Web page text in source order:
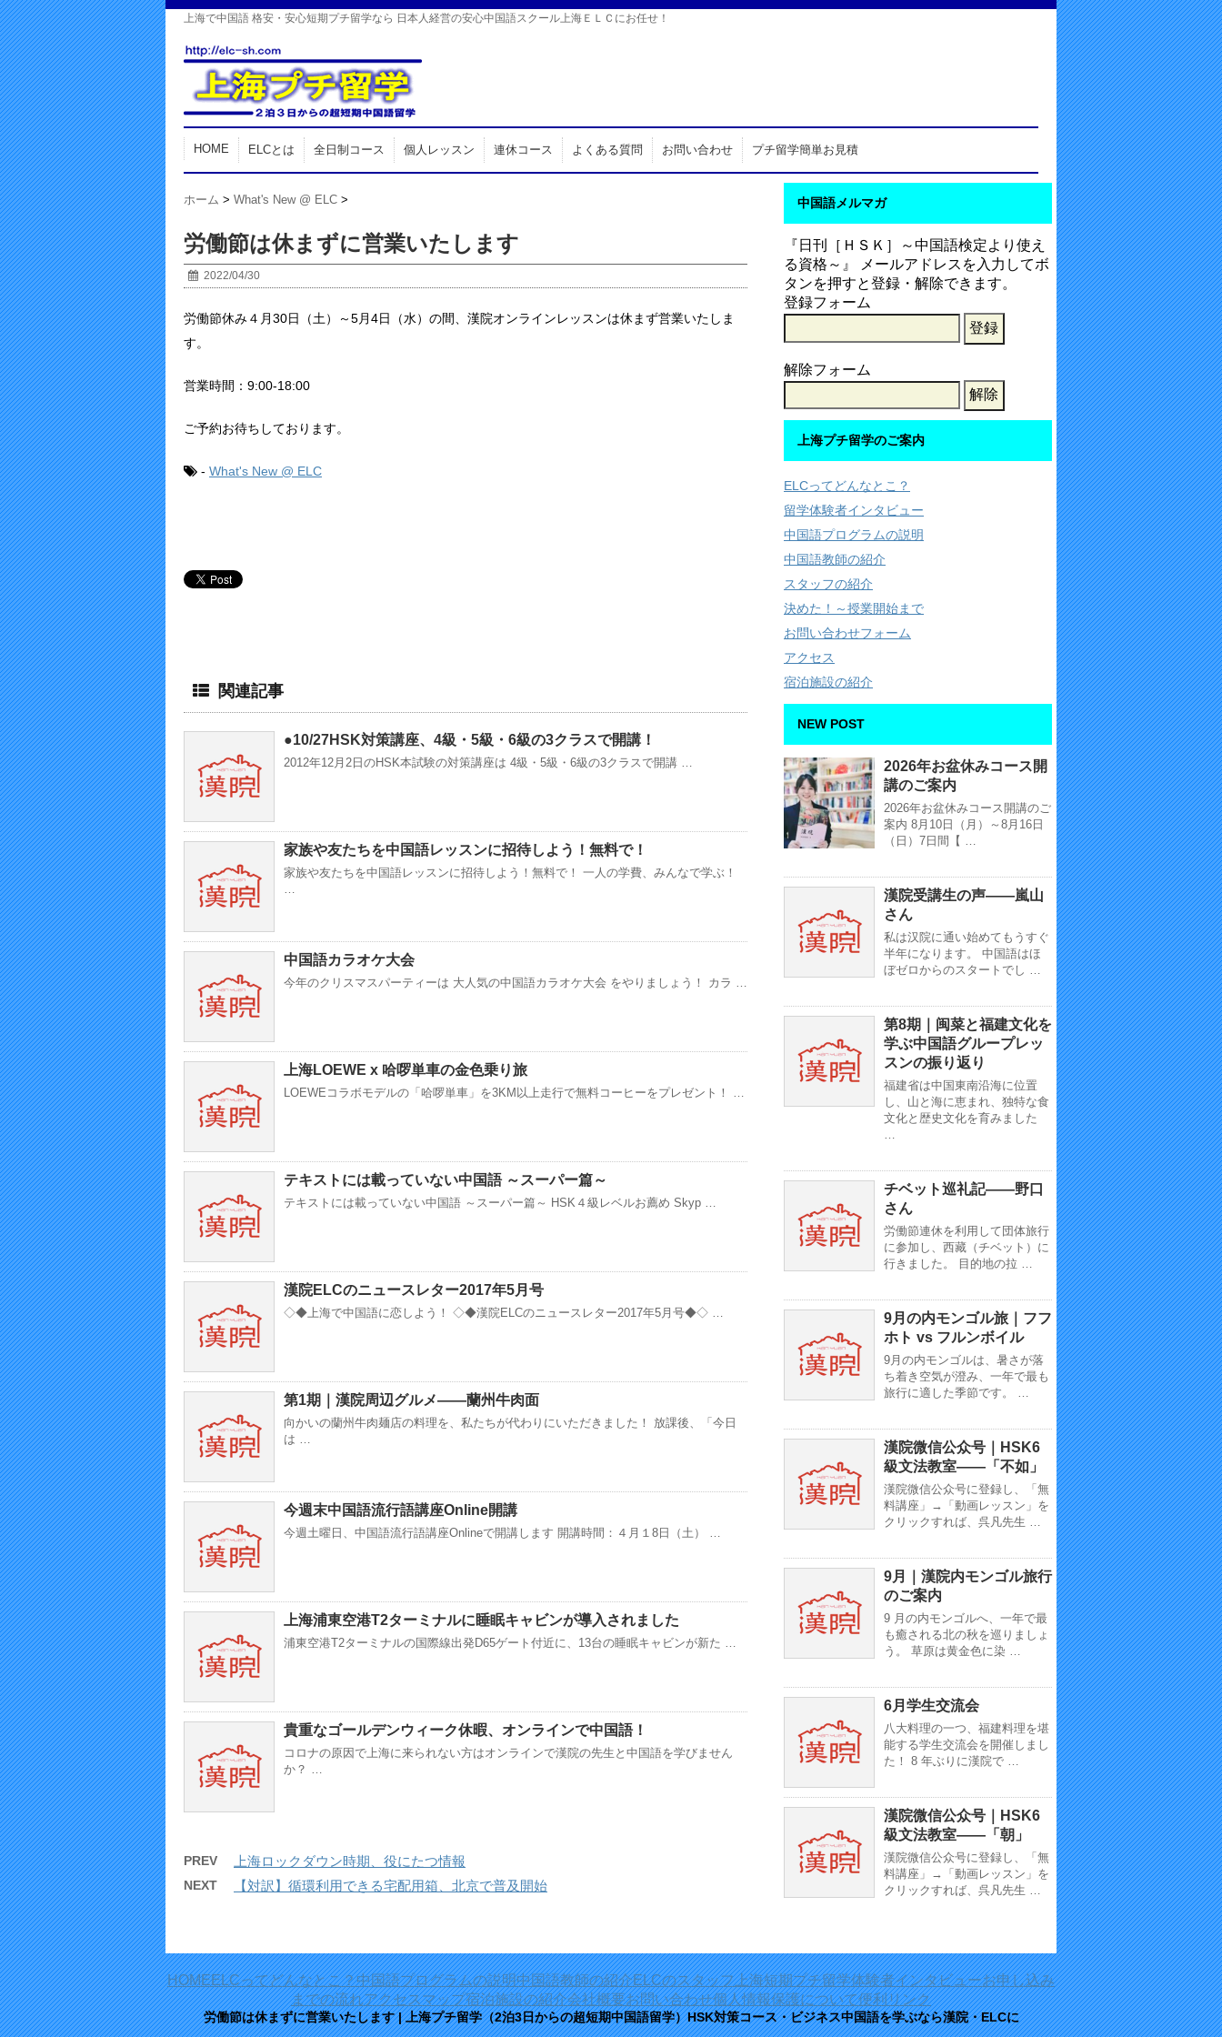
上海で中国語 格安・安心短期プチ留学なら 日本人経営の安心中国語スクール上海ＥＬＣにお任せ！
HOME ELCとは 全日制コース 個人レッスン 連休コース よくある質問 お問い合わせ プチ留学簡単お見積
ホーム > What's New @ ELC >
労働節は休まずに営業いたします
2022/04/30
労働節休み４月30日（土）～5月4日（水）の間、漢院オンラインレッスンは休まず営業いたしま
す。
営業時間：9:00-18:00
ご予約お待ちしております。
- What's New @ ELC
関連記事
●10/27HSK対策講座、4級・5級・6級の3クラスで開講！
2012年12月2日のHSK本試験の対策講座は 4級・5級・6級の3クラスで開講 …
家族や友たちを中国語レッスンに招待しよう！無料で！
家族や友たちを中国語レッスンに招待しよう！無料で！ 一人の学費、みんなで学ぶ！
…
中国語カラオケ大会
今年のクリスマスパーティーは 大人気の中国語カラオケ大会 をやりましょう！ カラ …
上海LOEWE x 哈啰単車の金色乗り旅
LOEWEコラボモデルの「哈啰単車」を3KM以上走行で無料コーヒーをプレゼント！ …
テキストには載っていない中国語 ～スーパー篇～
テキストには載っていない中国語 ～スーパー篇～ HSK４級レベルお薦め Skyp …
漢院ELCのニュースレター2017年5月号
◇◆上海で中国語に恋しよう！ ◇◆漢院ELCのニュースレター2017年5月号◆◇ …
第1期｜漢院周辺グルメ——蘭州牛肉面
向かいの蘭州牛肉麺店の料理を、私たちが代わりにいただきました！ 放課後、「今日
は …
今週末中国語流行語講座Online開講
今週土曜日、中国語流行語講座Onlineで開講します 開講時間：４月１8日（土） …
上海浦東空港T2ターミナルに睡眠キャビンが導入されました
浦東空港T2ターミナルの国際線出発D65ゲート付近に、13台の睡眠キャビンが新た …
貴重なゴールデンウィーク休暇、オンラインで中国語！
コロナの原因で上海に来られない方はオンラインで漢院の先生と中国語を学びません
か？ …
PREV 上海ロックダウン時期、役にたつ情報
NEXT 【対訳】循環利用できる宅配用箱、北京で普及開始
中国語メルマガ
『日刊［ＨＳＫ］～中国語検定より使え
る資格～』 メールアドレスを入力してボ
タンを押すと登録・解除できます。
登録フォーム
解除フォーム
上海プチ留学のご案内
ELCってどんなとこ？
留学体験者インタビュー
中国語プログラムの説明
中国語教師の紹介
スタッフの紹介
決めた！～授業開始まで
お問い合わせフォーム
アクセス
宿泊施設の紹介
NEW POST
2026年お盆休みコース開
講のご案内
2026年お盆休みコース開講のご
案内 8月10日（月）～8月16日
（日）7日間【 …
漢院受講生の声——嵐山
さん
私は汉院に通い始めてもうすぐ
半年になります。 中国語はほ
ぼゼロからのスタートでし …
第8期｜闽菜と福建文化を
学ぶ中国語グループレッ
スンの振り返り
福建省は中国東南沿海に位置
し、山と海に恵まれ、独特な食
文化と歴史文化を育みました
…
チベット巡礼記——野口
さん
労働節連休を利用して団体旅行
に参加し、西藏（チベット）に
行きました。 目的地の拉 …
9月の内モンゴル旅｜フフ
ホト vs フルンボイル
9月の内モンゴルは、暑さが落
ち着き空気が澄み、一年で最も
旅行に適した季節です。 …
漢院微信公众号｜HSK6
級文法教室——「不如」
漢院微信公众号に登録し、「無
料講座」→「動画レッスン」を
クリックすれば、呉凡先生 …
9月｜漢院内モンゴル旅行
のご案内
9 月の内モンゴルへ、一年で最
も癒される北の秋を巡りましょ
う。 草原は黄金色に染 …
6月学生交流会
八大料理の一つ、福建料理を堪
能する学生交流会を開催しまし
た！ 8 年ぶりに漢院で …
漢院微信公众号｜HSK6
級文法教室——「朝」
漢院微信公众号に登録し、「無
料講座」→「動画レッスン」を
クリックすれば、呉凡先生 …
HOMEELCってどんなとこ？中国語プログラムの説明中国語教師の紹介ELCのスタッフ上海短期プチ留学体験者インタビューお申し込み
までの流れアクセスマップ宿泊施設の紹介会社概要お問い合わせ個人情報保護について便利リンク
労働節は休まずに営業いたします | 上海プチ留学（2泊3日からの超短期中国語留学）HSK対策コース・ビジネス中国語を学ぶなら漢院・ELCに